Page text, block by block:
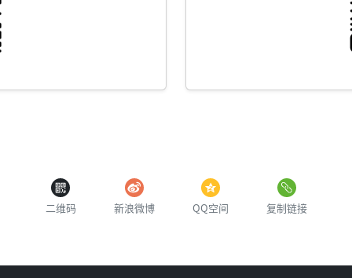
二维码 新浪微博 QQ空间 复制链接